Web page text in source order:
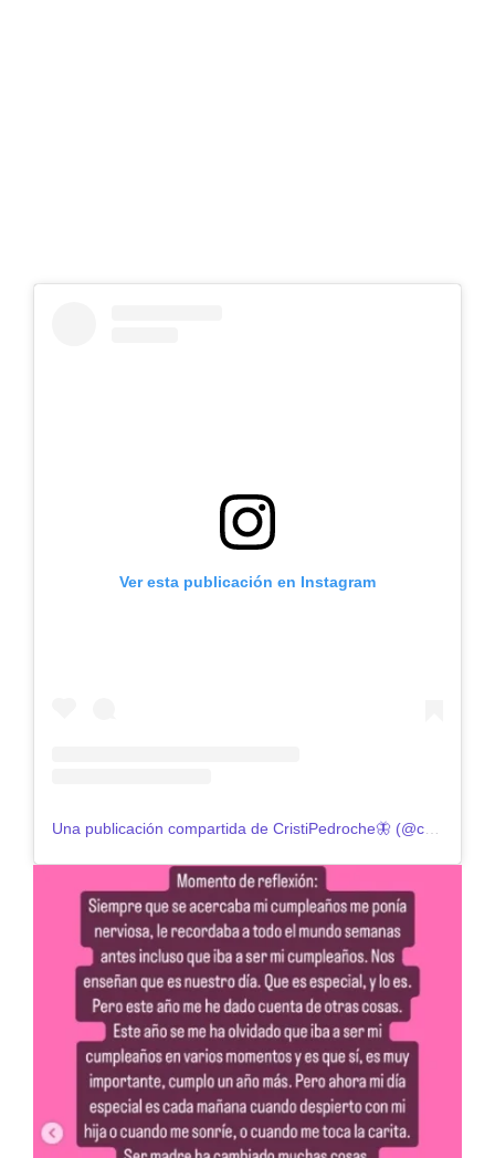
Ver esta publicación en Instagram
Una publicación compartida de CristiPedroche🦋 (@cristipedroche)